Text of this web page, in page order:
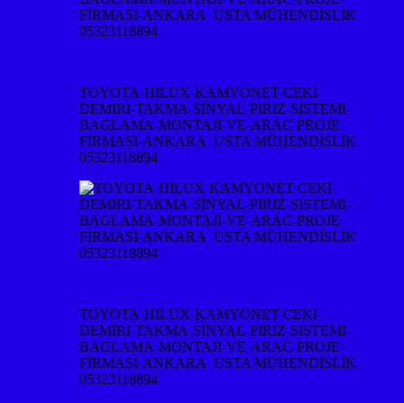
TOYOTA-HILUX-KAMYONET-CEKI-
DEMIRI-TAKMA-SİNYAL-PIRIZ-SISTEMI-
BAGLAMA-MONTAJI-VE-ARAC-PROJE-
FİRMASI-ANKARA USTA MÜHENDİSLİK
05323118894
TOYOTA-HILUX-KAMYONET-CEKI-
DEMIRI-TAKMA-SİNYAL-PIRIZ-SISTEMI-
BAGLAMA-MONTAJI-VE-ARAC-PROJE-
FİRMASI-ANKARA USTA MÜHENDİSLİK
05323118894